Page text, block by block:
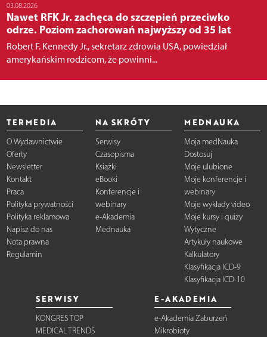
03.08.2026
Nawet RFK Jr. zachęca do szczepień przeciwko
odrze. Poziom zachorowań najwyższy od 35 lat
Robert F. Kennedy Jr., sekretarz zdrowia USA, powiedział
amerykańskim rodzicom, że powinni...
TERMEDIA
O Wydawnictwie
Oferty
Newsletter
Kontakt
Praca
Polityka prywatności
Polityka reklamowa
Napisz do nas
Nota prawna
Regulamin
NA SKRÓTY
Serwisy
Czasopisma
Książki
eBooki
Konferencje i
webinary
e-Akademia
Mednauka
MEDNAUKA
Moja medNauka
Dostosuj
Moje ulubione
Moje konferencje i
webinary
Moje wykłady video
Moje kursy i quizy
Wytyczne
Artykuły naukowe
Kalkulatory
Klasyfikacja ICD-9
Klasyfikacja ICD-10
SERWISY
KONGRES TOP
MEDICAL TRENDS
E-AKADEMIA
e-Akademia Zaburzeń
Mikrobioty